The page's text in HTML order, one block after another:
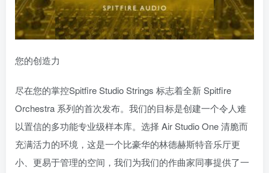
您的创造力
尽在您的掌控Spitfire Studio Strings 标志着全新 Spitfire
Orchestra 系列的首次发布。我们的目标是创建一个令人难
以置信的多功能专业级样本库。选择 Air Studio One 清脆而
充满活力的环境，这是一个比豪华的林德赫斯特音乐厅更
小、更易于管理的空间，我们为我们的作曲家同事提供了一